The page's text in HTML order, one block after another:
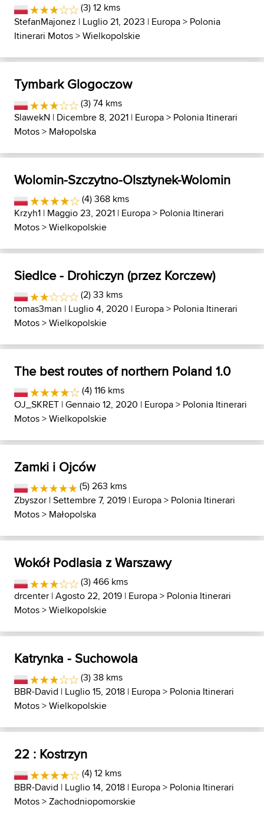
(3) 12 kms
StefanMajonez | Luglio 21, 2023 | Europa> Polonia
Itinerari Motos>Wielkopolskie
Tymbark Glogoczow
(3) 74 kms
SlawekN | Dicembre 8, 2021 | Europa> Polonia Itinerari
Motos> Małopolska
Wolomin-Szczytno-Olsztynek-Wolomin
(4) 368 kms
Krzyh1 | Maggio 23, 2021 | Europa> Polonia Itinerari
Motos>Wielkopolskie
Siedlce - Drohiczyn (przez Korczew)
(2) 33 kms
tomas3man | Luglio 4, 2020 | Europa> Polonia Itinerari
Motos>Wielkopolskie
The best routes of northern Poland 1.0
(4) 116 kms
OJ_SKRET | Gennaio 12, 2020 | Europa> Polonia Itinerari
Motos>Wielkopolskie
Zamki i Ojców
(5) 263 kms
Zbyszor | Settembre 7, 2019 | Europa> Polonia Itinerari
Motos> Małopolska
Wokół Podlasia z Warszawy
(3) 466 kms
drcenter | Agosto 22, 2019 | Europa> Polonia Itinerari
Motos>Wielkopolskie
Katrynka - Suchowola
(3) 38 kms
BBR-David | Luglio 15, 2018 | Europa> Polonia Itinerari
Motos>Wielkopolskie
22 : Kostrzyn
(4) 12 kms
BBR-David | Luglio 14, 2018 | Europa> Polonia Itinerari
Motos>Zachodniopomorskie